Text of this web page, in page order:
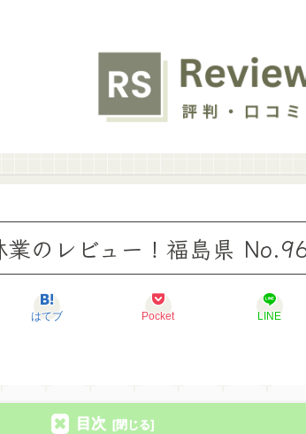
のレビュー！福島県
はてブ Pocket LINE
目次